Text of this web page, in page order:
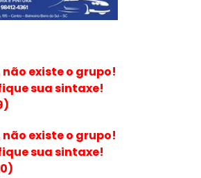
não existe o grupo!
sua sintaxe!
não existe o grupo!
sua sintaxe!